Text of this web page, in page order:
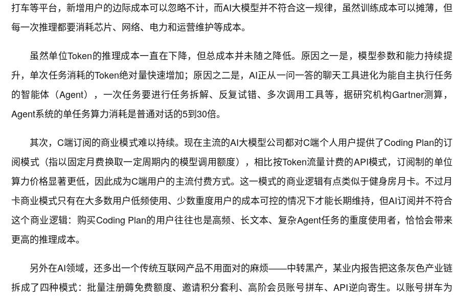
打车等平台，新增用户的边际成本可以忽略不计，而AI大模型并不符合这一规律，虽然训练成本可以摊薄，但
每一次推理都要消耗芯片、网络、电力和运营维护等成本。
虽然单位Token的推理成本一直在下降，但总成本并未随之降低。原因之一是，模型参数和能力持续提
升，单次任务消耗的Token绝对量快速增加；原因之二是，AI正从一问一答的聊天工具进化为能自主执行任务
的智能体（Agent），一次任务要进行任务拆解、反复试错、多次调用工具等，据研究机构Gartner测算，
Agent系统的单任务算力消耗是普通对话的5到30倍。
其次，C端订阅的商业模式难以持续。现在主流的AI大模型公司都对C端个人用户提供了Coding Plan的订
阅模式（指以固定月费换取一定周期内的模型调用额度），相比按Token流量计费的API模式，订阅制的单位
算力价格显著更低，因此成为C端用户的主流付费方式。这一模式的商业逻辑有点类似于健身房月卡。不过月
卡商业模式只有在大多数用户低频使用、少数重度用户的成本可控的情况下才能长期维持，但AI订阅并不符合
这个商业逻辑：购买Coding Plan的用户往往也是高频、长文本、复杂Agent任务的重度使用者，恰恰会带来
更高的推理成本。
另外在AI领域，还多出一个传统互联网产品不用面对的麻烦——中转黑产，某业内报告把这条灰色产业链
拆成了四种模式：批量注册薅免费额度、邀请积分套利、高阶会员账号拼车、API逆向寄生。以账号拼车为